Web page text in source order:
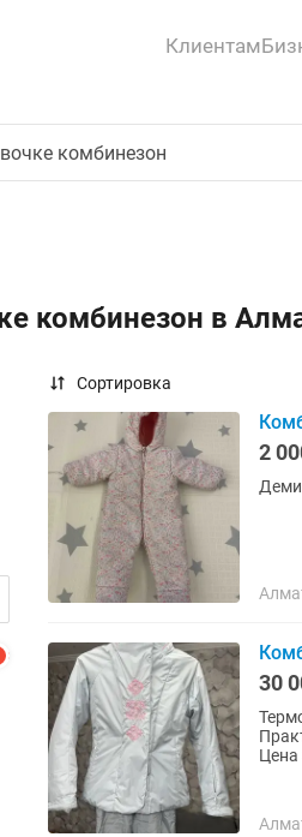
Клиентам
комбинезон в
Сортировка
2
30
Термокостюм
Практичный,
Цена